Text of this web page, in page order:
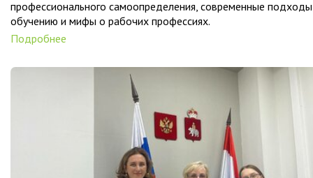
профессионального самоопределения, современные
обучению и мифы о рабочих профессиях.
Подробнее